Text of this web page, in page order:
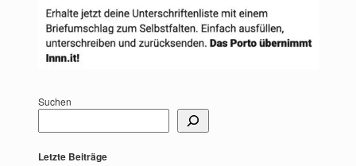
Suchen
Letzte Beiträge